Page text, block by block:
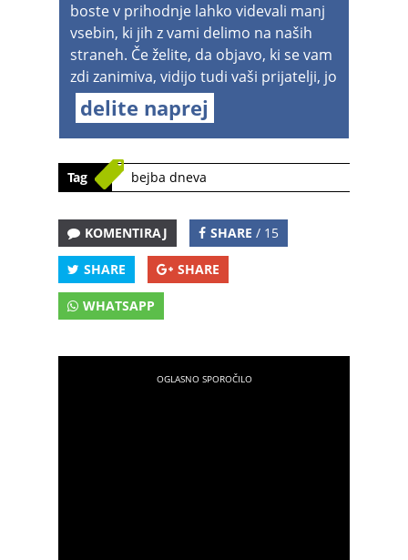
boste v prihodnje lahko videvali manj
vsebin, ki jih z vami delimo na naših
straneh. Če želite, da objavo, ki se vam
zdi zanimiva, vidijo tudi vaši prijatelji, jo
delite naprej
Tag bejba dneva
KOMENTIRAJ SHARE / 15
SHARE SHARE
WHATSAPP